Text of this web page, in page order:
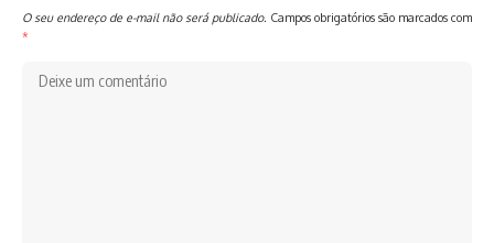
O seu endereço de e-mail não será publicado. Campos obrigatórios são marcados com
*